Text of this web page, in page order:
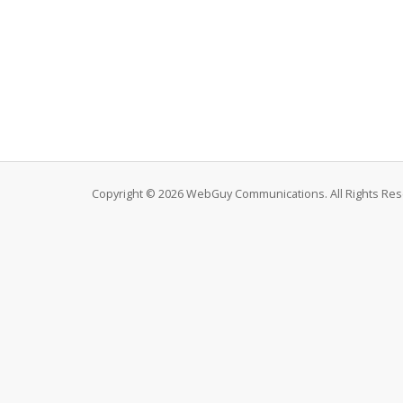
Copyright © 2026 WebGuy Communications. All Rights